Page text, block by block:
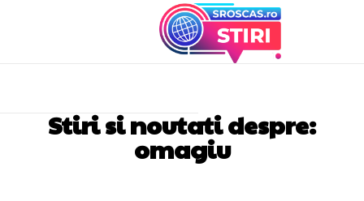
Stiri si noutati despre:
omagiu